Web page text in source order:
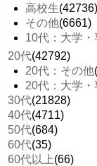
高校生(42736)
その他(6661)
10代：大学・
20代(42792)
20代：その他
20代：大学・
30代(21828)
40代(4711)
50代(684)
60代(35)
60代以上(66)